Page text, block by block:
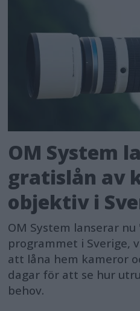
OM System
gratislån av
objektiv i
OM System lanserar
programmet i Sverige,
att låna hem kameror
dagar för att se hur
behov.